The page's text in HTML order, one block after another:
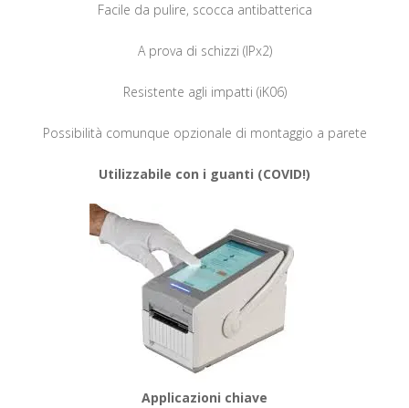
Facile da pulire, scocca antibatterica
A prova di schizzi (IPx2)
Resistente agli impatti (iK06)
Possibilità comunque opzionale di montaggio a parete
Utilizzabile con i guanti (COVID!)
Applicazioni chiave